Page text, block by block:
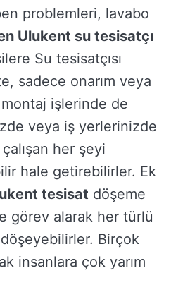
problemleri, lavabo
Ulukent su tesisatçı
Su tesisatçısı
sadece onarım veya
işlerinde de
veya iş yerlerinizde
her şeyi
hale getirebilirler. Ek
tesisat döşeme
görev alarak her türlü
döşeyebilirler. Birçok
insanlara çok yarım